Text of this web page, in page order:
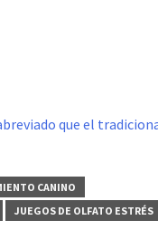
que el
CANINO
JUEGOS DE OLFATO ESTRÉS